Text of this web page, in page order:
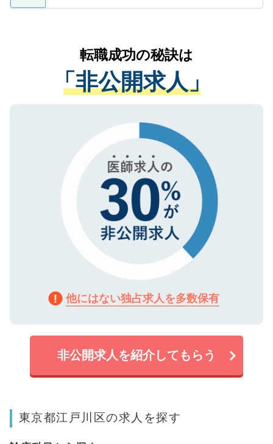
ているすべての個人データはご本人の許可
は、個人情報の取り扱いについての厳密な
管理基準を満たした事業者のみに付与され
る、プライバシーマークを取得済みです。
で、機密保持に関してもご安心ください。
かがいして、現在の医療機関の状況や紹介
経験をまじえながら、適切なアドバイスを
させていただきます。すぐにご転職をされ
ない方には、長期的なサポートが可能です
ので、まずはご登録ください。
転職成功の秘訣は
「非公開求人」
他にはない独占求人を多数保有
非公開求人を紹介してもらう
東京都江戸川区の求人を探す